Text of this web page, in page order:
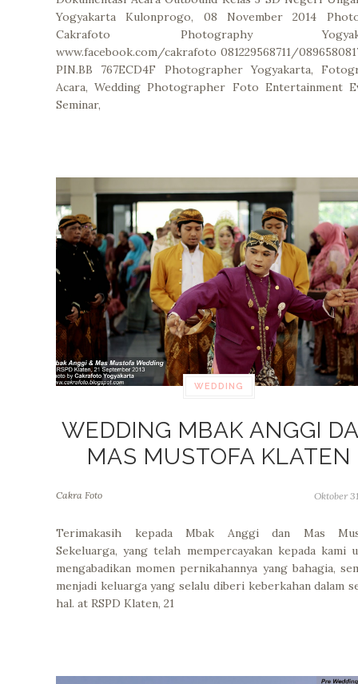
Yogyakarta Kulonprogo, 08 November 2014
Cakrafoto Photography
www.facebook.com/cakrafoto 081229568711/
PIN.BB 767ECD4F Photographer Yogyakarta,
Acara, Wedding Photographer Foto Entertainment
Seminar,
WEDDING
WEDDING MBAK ANGGI
MAS MUSTOFA KLATEN
Cakra Foto Oktober
Terimakasih kepada Mbak Anggi dan Mas
Sekeluarga, yang telah mempercayakan kepada kami
mengabadikan momen pernikahannya yang bahagia,
menjadi keluarga yang selalu diberi keberkahan dalam
hal. at RSPD Klaten, 21